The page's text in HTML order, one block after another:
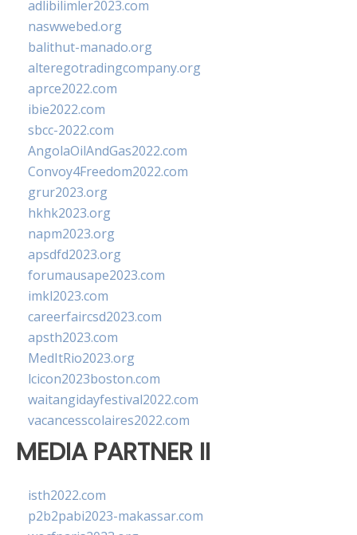
adlibilimler2023.com
naswwebed.org
balithut-manado.org
alteregotradingcompany.org
aprce2022.com
ibie2022.com
sbcc-2022.com
AngolaOilAndGas2022.com
Convoy4Freedom2022.com
grur2023.org
hkhk2023.org
napm2023.org
apsdfd2023.org
forumausape2023.com
imkl2023.com
careerfaircsd2023.com
apsth2023.com
MedItRio2023.org
lcicon2023boston.com
waitangidayfestival2022.com
vacancesscolaires2022.com
MEDIA PARTNER II
isth2022.com
p2b2pabi2023-makassar.com